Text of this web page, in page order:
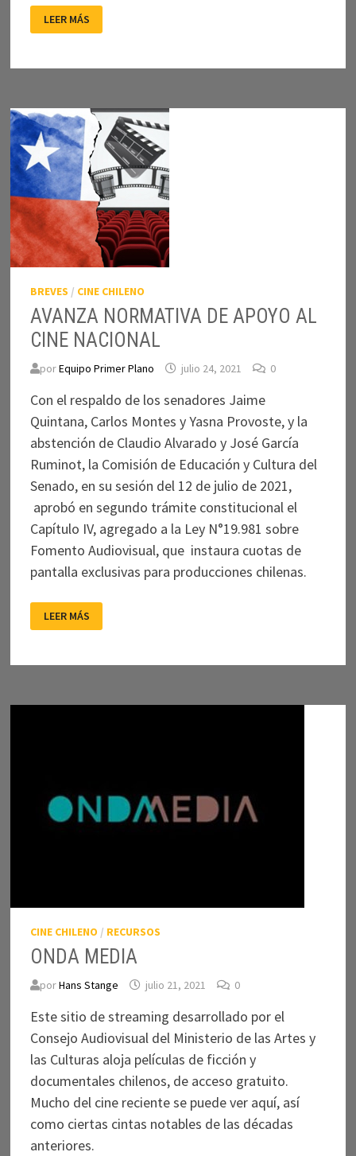
ANACRONÍA
Y
EPIFANÍA
MALA
LEER MÁS
BREVES / CINE CHILENO
AVANZA NORMATIVA DE APOYO AL
CINE NACIONAL
porEquipo Primer Plano julio 24, 2021 0
Con el respaldo de los senadores Jaime
Quintana, Carlos Montes y Yasna Provoste, y la
abstención de Claudio Alvarado y José García
Ruminot, la Comisión de Educación y Cultura del
Senado, en su sesión del 12 de julio de 2021,
aprobó en segundo trámite constitucional el
Capítulo IV, agregado a la Ley N°19.981 sobre
Fomento Audiovisual, que instaura cuotas de
pantalla exclusivas para producciones chilenas.
AVANZA
NORMATIVA
DE
CINE
LEER MÁS
CINE CHILENO / RECURSOS
ONDA MEDIA
porHans Stange julio 21, 2021 0
Este sitio de streaming desarrollado por el
Consejo Audiovisual del Ministerio de las Artes y
las Culturas aloja películas de ficción y
documentales chilenos, de acceso gratuito.
Mucho del cine reciente se puede ver aquí, así
como ciertas cintas notables de las décadas
anteriores.